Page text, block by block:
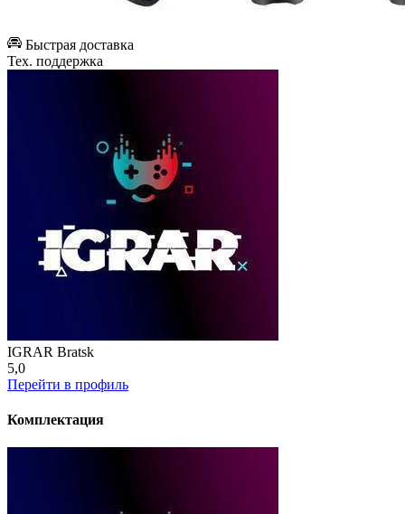
Быстрая доставка
Тех. поддержка
IGRAR Bratsk
5,0
Перейти в профиль
Комплектация